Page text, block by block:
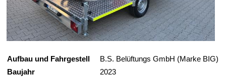
Aufbau und Fahrgestell
B.S. Belüftungs GmbH (Marke BIG)
Baujahr
2023